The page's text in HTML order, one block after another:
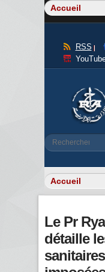
RSS
Rechercher
Le Pr
détaille